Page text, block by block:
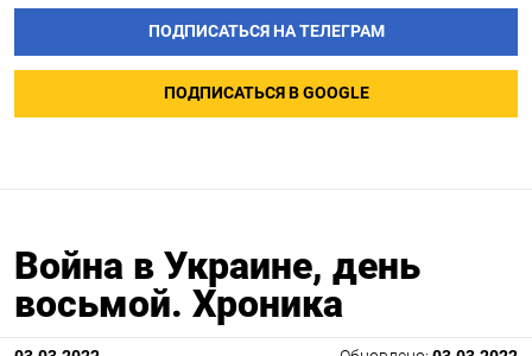
ПОДПИСАТЬСЯ НА ТЕЛЕГРАМ
ПОДПИСАТЬСЯ В GOOGLE
Война в Украине, день
восьмой. Хроника